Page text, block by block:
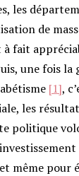
les
de
fait
une fois
[1],
les
politique
même pour